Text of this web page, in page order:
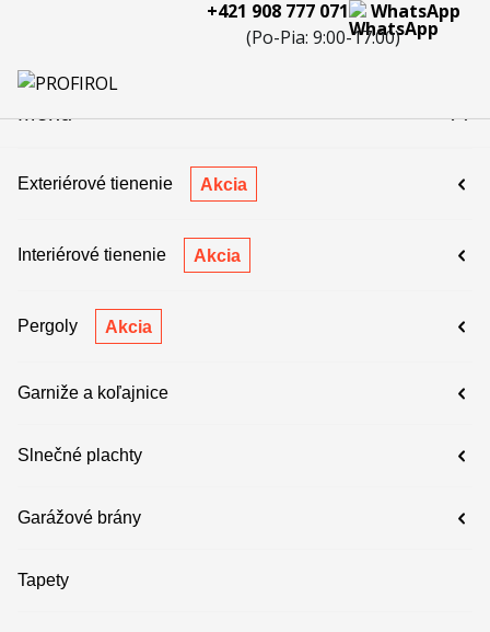
KontaktyKariéraSpolupráca
777 071
+421 908 777 071
WhatsApp
(Po-Pia: 9:00-17:00)
Menu
Exteriérové tienenie Akcia
Interiérové tienenie Akcia
Pergoly Akcia
Garniže a koľajnice
Slnečné plachty
Garážové brány
Tapety